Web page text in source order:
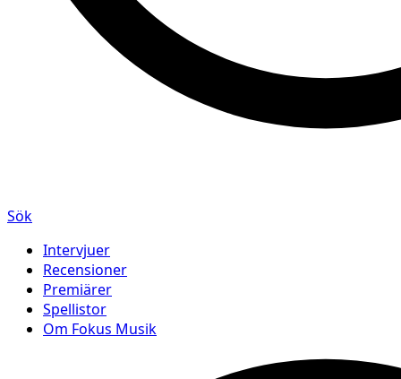
Sök
Intervjuer
Recensioner
Premiärer
Spellistor
Om Fokus Musik